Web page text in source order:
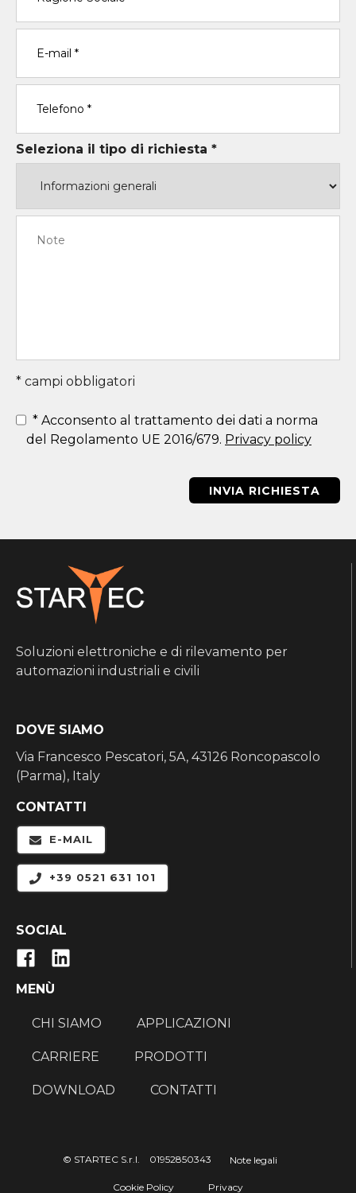
Seleziona il tipo di richiesta *
* campi obbligatori
* Acconsento al trattamento dei dati a norma
del Regolamento UE 2016/679. Privacy policy
INVIA RICHIESTA
Soluzioni elettroniche e di rilevamento per
automazioni industriali e civili
DOVE SIAMO
Via Francesco Pescatori, 5A, 43126 Roncopascolo
(Parma), Italy
CONTATTI
E-MAIL
+39 0521 631 101
SOCIAL
MENÙ
CHI SIAMO APPLICAZIONI
CARRIERE PRODOTTI
DOWNLOAD CONTATTI
© STARTEC S.r.l. 01952850343 Note legali
Cookie Policy Privacy